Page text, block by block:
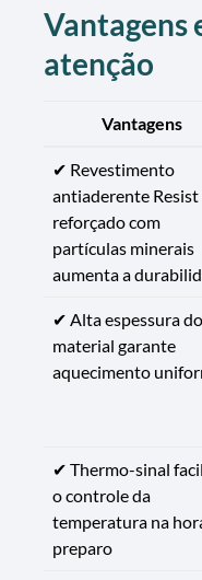
Vantagens
atenção
Vantagens
✔ Revestimento
antiaderente Resist
reforçado com
partículas minerais
aumenta a
✔ Alta espessura do
material garante
aquecimento
✔ Thermo-sinal
o controle da
temperatura na
preparo